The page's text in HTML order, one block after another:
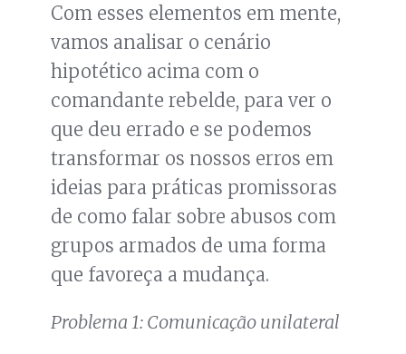
Com esses elementos em mente,
vamos analisar o cenário
hipotético acima com o
comandante rebelde, para ver o
que deu errado e se podemos
transformar os nossos erros em
ideias para práticas promissoras
de como falar sobre abusos com
grupos armados de uma forma
que favoreça a mudança.
Problema 1: Comunicação unilateral